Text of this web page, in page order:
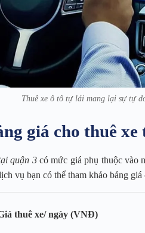
Thuê xe ô tô tự lái mang lại sự tự
giá cho thuê
quận 3có mức giá phụ thuộc vào
vụ bạn có thể tham khảo bảng giá
thuê xe/ ngày (VNĐ)